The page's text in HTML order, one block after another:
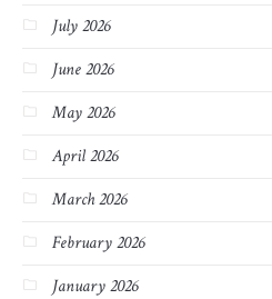
July 2026
June 2026
May 2026
April 2026
March 2026
February 2026
January 2026